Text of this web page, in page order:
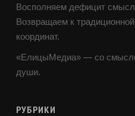
Восполняем дефицит
Возвращаем к
координат.
«ЕлицыМедиа» — со
души.
РУБРИКИ